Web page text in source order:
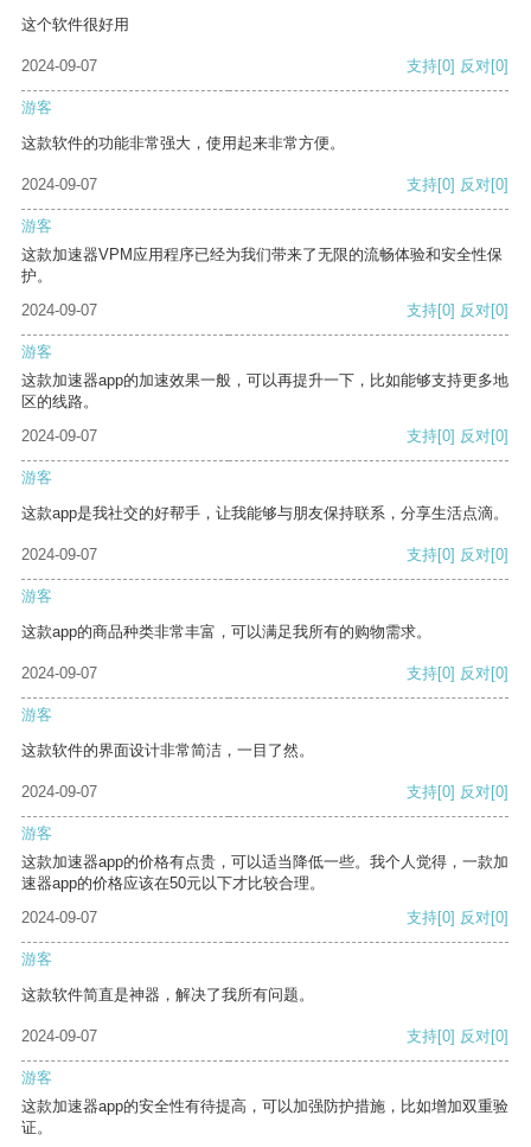
这个软件很好用
2024-09-07 支持[0] 反对[0]
游客
这款软件的功能非常强大，使用起来非常方便。
2024-09-07 支持[0] 反对[0]
游客
这款加速器VPM应用程序已经为我们带来了无限的流畅体验和安全性保
护。
2024-09-07
支持[0] 反对[0]
游客
这款加速器app的加速效果一般，可以再提升一下，比如能够支持更多地
区的线路。
2024-09-07
支持[0] 反对[0]
游客
这款app是我社交的好帮手，让我能够与朋友保持联系，分享生活点滴。
2024-09-07 支持[0] 反对[0]
游客
这款app的商品种类非常丰富，可以满足我所有的购物需求。
2024-09-07 支持[0] 反对[0]
游客
这款软件的界面设计非常简洁，一目了然。
2024-09-07 支持[0] 反对[0]
游客
这款加速器app的价格有点贵，可以适当降低一些。我个人觉得，一款加
速器app的价格应该在50元以下才比较合理。
2024-09-07
支持[0] 反对[0]
游客
这款软件简直是神器，解决了我所有问题。
2024-09-07 支持[0] 反对[0]
游客
这款加速器app的安全性有待提高，可以加强防护措施，比如增加双重验
证。